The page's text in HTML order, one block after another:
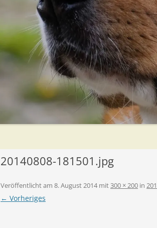
20140808-181501.jpg
Veröffentlicht am 8. August 2014 mit300 × 200 in
← Vorheriges